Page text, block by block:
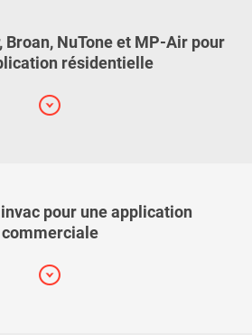
Broan, NuTone et MP-Air pour
résidentielle
pour une application
commerciale